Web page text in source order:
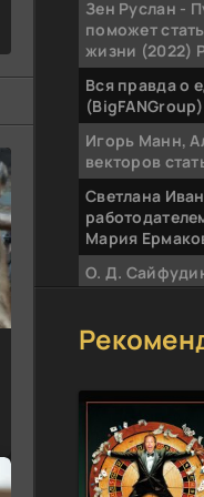
Зен Руслан -
поможет
жизни (2022)
Вся правда о
(BigFANGroup)
Игорь Манн,
векторов
Светлана
Мария
О. Д.
Лучшее от
Руслан Зен |
жизни (2022)
Игорь Манн |
(2015) [MP3,
Онур